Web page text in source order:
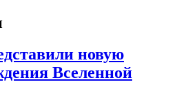
новую
Вселенной